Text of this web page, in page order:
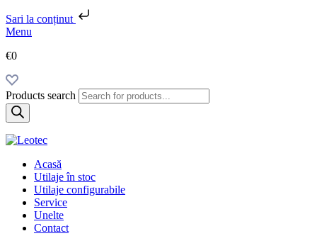
Sari la conținut
Menu
€0
Products search
Acasă
Utilaje în stoc
Utilaje configurabile
Service
Unelte
Contact